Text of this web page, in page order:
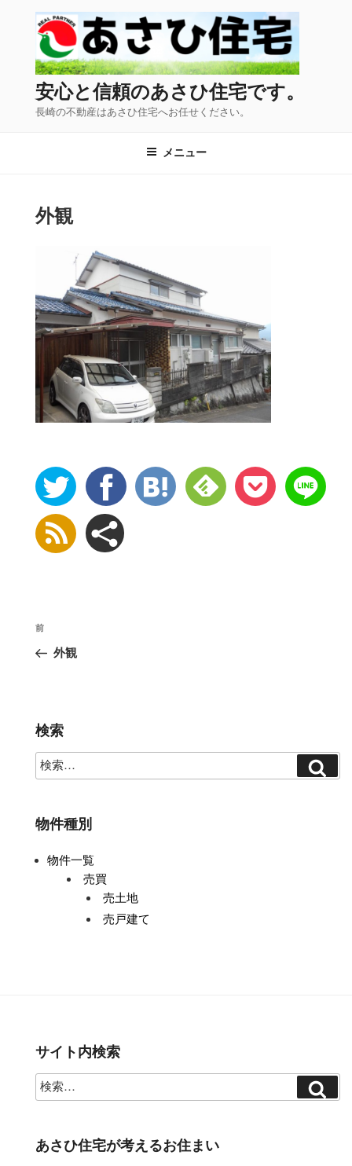
安心と信頼のあさひ住宅です。
長崎の不動産はあさひ住宅へお任せください。
メニュー
外観
投
ナ
ー
シ
ョ
前
外観
検索
物件種別
物件一覧
売買
売土地
売戸建て
サイト内検索
あさひ住宅が考えるお住まい